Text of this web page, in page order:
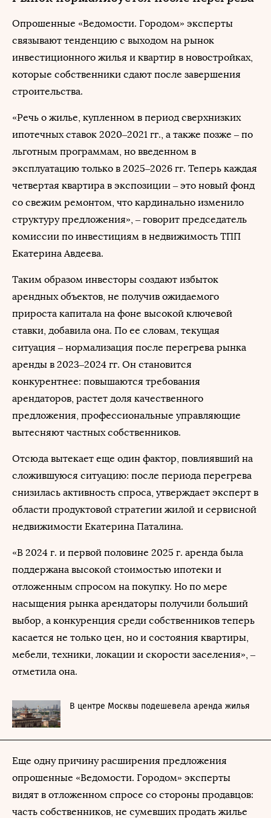
Опрошенные «Ведомости. Городом» эксперты
связывают тенденцию с выходом на рынок
инвестиционного жилья и квартир в новостройках,
которые собственники сдают после завершения
строительства.
«Речь о жилье, купленном в период сверхнизких
ипотечных ставок 2020–2021 гг., а также позже – по
льготным программам, но введенном в
эксплуатацию только в 2025–2026 гг. Теперь каждая
четвертая квартира в экспозиции – это новый фонд
со свежим ремонтом, что кардинально изменило
структуру предложения», – говорит председатель
комиссии по инвестициям в недвижимость ТПП
Екатерина Авдеева.
Таким образом инвесторы создают избыток
арендных объектов, не получив ожидаемого
прироста капитала на фоне высокой ключевой
ставки, добавила она. По ее словам, текущая
ситуация – нормализация после перегрева рынка
аренды в 2023–2024 гг. Он становится
конкурентнее: повышаются требования
арендаторов, растет доля качественного
предложения, профессиональные управляющие
вытесняют частных собственников.
Отсюда вытекает еще один фактор, повлиявший на
сложившуюся ситуацию: после периода перегрева
снизилась активность спроса, утверждает эксперт в
области продуктовой стратегии жилой и сервисной
недвижимости Екатерина Паталина.
«В 2024 г. и первой половине 2025 г. аренда была
поддержана высокой стоимостью ипотеки и
отложенным спросом на покупку. Но по мере
насыщения рынка арендаторы получили больший
выбор, а конкуренция среди собственников теперь
касается не только цен, но и состояния квартиры,
мебели, техники, локации и скорости заселения», –
отметила она.
В центре Москвы подешевела аренда жилья
Еще одну причину расширения предложения
опрошенные «Ведомости. Городом» эксперты
видят в отложенном спросе со стороны продавцов:
часть собственников, не сумевших продать жилье